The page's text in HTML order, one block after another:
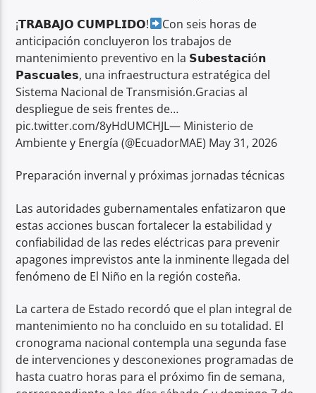
¡𝗧𝗥𝗔𝗕𝗔𝗝𝗢 𝗖𝗨𝗠𝗣𝗟𝗜𝗗𝗢!
Con seis horas de
anticipación concluyeron los trabajos de
mantenimiento preventivo en la 𝗦𝘂𝗯𝗲𝘀𝘁𝗮𝗰𝗶ó𝗻
𝗣𝗮𝘀𝗰𝘂𝗮𝗹𝗲𝘀, una infraestructura estratégica del
Sistema Nacional de Transmisión.Gracias al
despliegue de seis frentes de…
pic.twitter.com/8yHdUMCHJL— Ministerio de
Ambiente y Energía (@EcuadorMAE) May 31, 2026
Preparación invernal y próximas jornadas técnicas
Las autoridades gubernamentales enfatizaron que
estas acciones buscan fortalecer la estabilidad y
confiabilidad de las redes eléctricas para prevenir
apagones imprevistos ante la inminente llegada del
fenómeno de El Niño en la región costeña.
La cartera de Estado recordó que el plan integral de
mantenimiento no ha concluido en su totalidad. El
cronograma nacional contempla una segunda fase
de intervenciones y desconexiones programadas de
hasta cuatro horas para el próximo fin de semana,